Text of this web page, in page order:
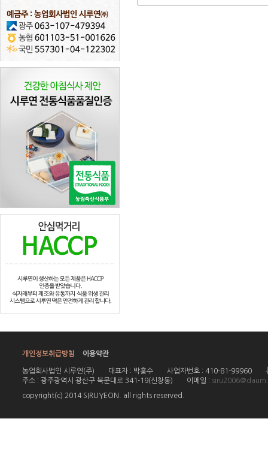
용한 제품을 만들어냄으로서 특허기
하고 있습니다. 그 외 지역은 대표
개인정보취급방침 이용약관
농업회사법인 시루연(주) 대표자 : 박홍수 사업자번호 : 410-81-99960
주소 : 광주광역시 광산구 북문대로 341-19(신창동)
이메일 :
copyright(c) 2014 SIRUYEON. all rights reserved.